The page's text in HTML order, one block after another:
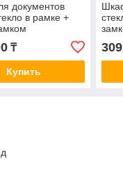
документов
в рамке +
₸
Купить